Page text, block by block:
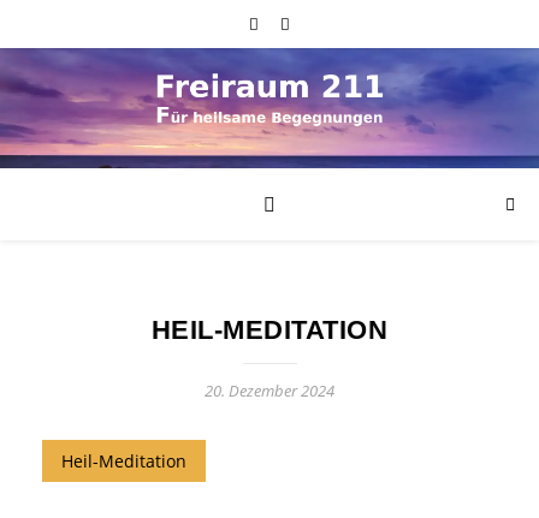
HEIL-MEDITATION
20. Dezember 2024
Heil-Meditation